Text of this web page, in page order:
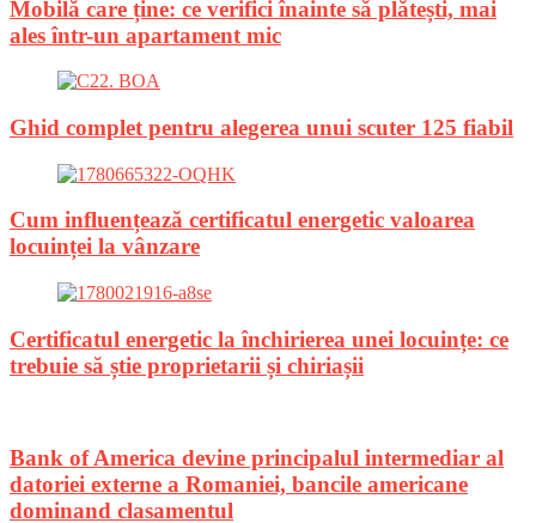
Mobilă care ține: ce verifici înainte să plătești, mai
ales într-un apartament mic
Ghid complet pentru alegerea unui scuter 125 fiabil
Cum influențează certificatul energetic valoarea
locuinței la vânzare
Certificatul energetic la închirierea unei locuințe: ce
trebuie să știe proprietarii și chiriașii
Bank of America devine principalul intermediar al
datoriei externe a Romaniei, bancile americane
dominand clasamentul